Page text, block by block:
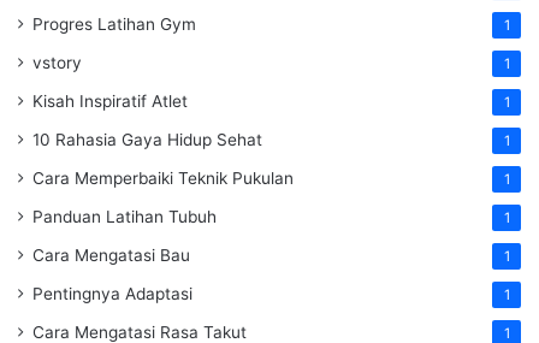
Progres Latihan Gym 1
vstory 1
Kisah Inspiratif Atlet 1
10 Rahasia Gaya Hidup Sehat 1
Cara Memperbaiki Teknik Pukulan 1
Panduan Latihan Tubuh 1
Cara Mengatasi Bau 1
Pentingnya Adaptasi 1
Cara Mengatasi Rasa Takut 1